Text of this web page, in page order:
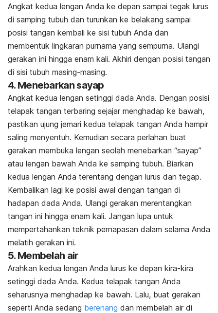
Angkat kedua lengan Anda ke depan sampai tegak lurus
di samping tubuh dan turunkan ke belakang sampai
posisi tangan kembali ke sisi tubuh Anda dan
membentuk lingkaran purnama yang sempurna. Ulangi
gerakan ini hingga enam kali. Akhiri dengan posisi tangan
di sisi tubuh masing-masing.
4. Menebarkan sayap
Angkat kedua lengan setinggi dada Anda. Dengan posisi
telapak tangan terbaring sejajar menghadap ke bawah,
pastikan ujung jemari kedua telapak tangan Anda hampir
saling menyentuh. Kemudian secara perlahan buat
gerakan membuka lengan seolah menebarkan “sayap”
atau lengan bawah Anda ke samping tubuh. Biarkan
kedua lengan Anda terentang dengan lurus dan tegap.
Kembalikan lagi ke posisi awal dengan tangan di
hadapan dada Anda. Ulangi gerakan merentangkan
tangan ini hingga enam kali. Jangan lupa untuk
mempertahankan teknik pernapasan dalam selama Anda
melatih gerakan ini.
5. Membelah air
Arahkan kedua lengan Anda lurus ke depan kira-kira
setinggi dada Anda. Kedua telapak tangan Anda
seharusnya menghadap ke bawah. Lalu, buat gerakan
seperti Anda sedang berenang dan membelah air di